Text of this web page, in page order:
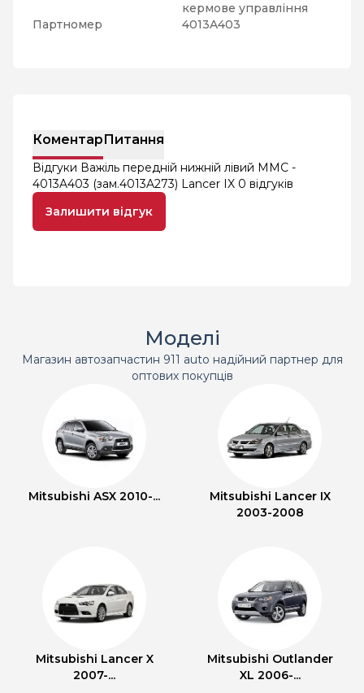
кермове управління
Партномер
4013A403
КоментарПитання
Відгуки Важіль передній нижній лівий MMC -
4013A403 (зам.4013A273) Lancer IX 0 відгуків
Залишити відгук
Моделі
Магазин автозапчастин 911 auto надійний партнер для
оптових покупців
Mitsubishi ASX 2010-...
Mitsubishi Lancer IX
2003-2008
Mitsubishi Lancer X
2007-...
Mitsubishi Outlander
XL 2006-...